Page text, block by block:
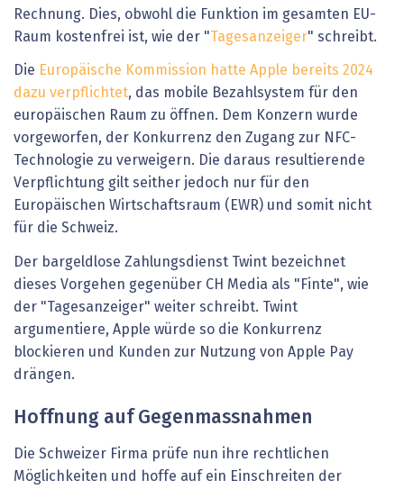
Rechnung. Dies, obwohl die Funktion im gesamten EU-
Raum kostenfrei ist, wie der "Tagesanzeiger" schreibt.
Die Europäische Kommission hatte Apple bereits 2024
dazu verpflichtet, das mobile Bezahlsystem für den
europäischen Raum zu öffnen. Dem Konzern wurde
vorgeworfen, der Konkurrenz den Zugang zur NFC-
Technologie zu verweigern. Die daraus resultierende
Verpflichtung gilt seither jedoch nur für den
Europäischen Wirtschaftsraum (EWR) und somit nicht
für die Schweiz.
Der bargeldlose Zahlungsdienst Twint bezeichnet
dieses Vorgehen gegenüber CH Media als "Finte", wie
der "Tagesanzeiger" weiter schreibt. Twint
argumentiere, Apple würde so die Konkurrenz
blockieren und Kunden zur Nutzung von Apple Pay
drängen.
Hoffnung auf Gegenmassnahmen
Die Schweizer Firma prüfe nun ihre rechtlichen
Möglichkeiten und hoffe auf ein Einschreiten der